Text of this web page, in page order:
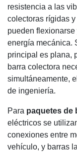
resistencia a las
colectoras rígidas
pueden
energía mecánica.
principal es plana,
barra colectora
simultáneamente,
de ingeniería.
Para paquetes de
eléctricos se
conexiones entre
vehículo, y barras